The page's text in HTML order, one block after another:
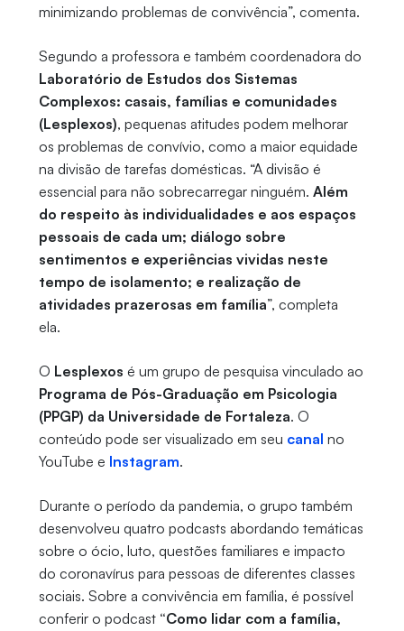
minimizando problemas de convivência”, comenta.
Segundo a professora e também coordenadora do
Laboratório de Estudos dos Sistemas
Complexos: casais, famílias e comunidades
(Lesplexos), pequenas atitudes podem melhorar
os problemas de convívio, como a maior equidade
na divisão de tarefas domésticas. “A divisão é
essencial para não sobrecarregar ninguém. Além
do respeito às individualidades e aos espaços
pessoais de cada um; diálogo sobre
sentimentos e experiências vividas neste
tempo de isolamento; e realização de
atividades prazerosas em família”, completa
ela.
O Lesplexos é um grupo de pesquisa vinculado ao
Programa de Pós-Graduação em Psicologia
(PPGP) da Universidade de Fortaleza. O
conteúdo pode ser visualizado em seu canal no
YouTube e Instagram.
Durante o período da pandemia, o grupo também
desenvolveu quatro podcasts abordando temáticas
sobre o ócio, luto, questões familiares e impacto
do coronavírus para pessoas de diferentes classes
sociais. Sobre a convivência em família, é possível
conferir o podcast “Como lidar com a família,